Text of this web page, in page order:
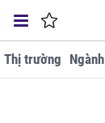
Thị trường Ngành